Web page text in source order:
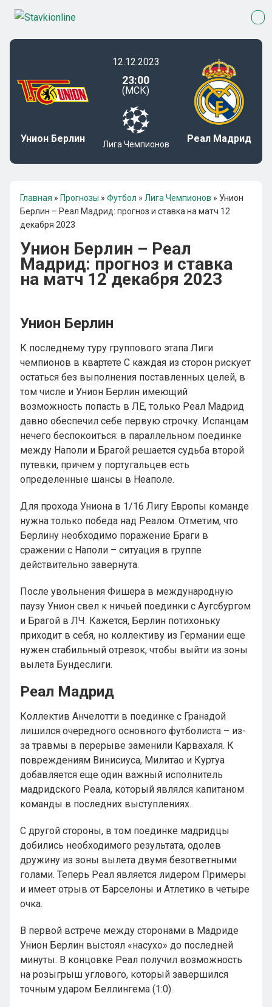
Унион Берлин
12.12.2023
23:00
(МСК)
Лига Чемпионов Реал Мадрид
Главная » Прогнозы » Футбол » Лига Чемпионов » Унион
Берлин – Реал Мадрид: прогноз и ставка на матч 12
декабря 2023
Унион Берлин – Реал
Мадрид: прогноз и ставка
на матч 12 декабря 2023
Унион Берлин
К последнему туру группового этапа Лиги
чемпионов в квартете C каждая из сторон рискует
остаться без выполнения поставленных целей, в
том числе и Унион Берлин имеющий
возможность попасть в ЛЕ, только Реал Мадрид
давно обеспечил себе первую строчку. Испанцам
нечего беспокоиться: в параллельном поединке
между Наполи и Брагой решается судьба второй
путевки, причем у португальцев есть
определенные шансы в Неаполе.
Для прохода Униона в 1/16 Лигу Европы команде
нужна только победа над Реалом. Отметим, что
Берлину необходимо поражение Браги в
сражении с Наполи – ситуация в группе
действительно завернута.
После увольнения Фишера в международную
паузу Унион свел к ничьей поединки с Аугсбургом
и Брагой в ЛЧ. Кажется, Берлин потихоньку
приходит в себя, но коллективу из Германии еще
нужен стабильный отрезок, чтобы выйти из зоны
вылета Бундеслиги.
Реал Мадрид
Коллектив Анчелотти в поединке с Гранадой
лишился очередного основного футболиста – из-
за травмы в перерыве заменили Карвахаля. К
повреждениям Винисиуса, Милитао и Куртуа
добавляется еще один важный исполнитель
мадридского Реала, который являлся капитаном
команды в последних выступлениях.
С другой стороны, в том поединке мадридцы
добились необходимого результата, одолев
дружину из зоны вылета двумя безответными
голами. Теперь Реал является лидером Примеры
и имеет отрыв от Барселоны и Атлетико в четыре
очка.
В первой встрече между сторонами в Мадриде
Унион Берлин выстоял «насухо» до последней
минуты. В концовке Реал получил возможность
на розыгрыш углового, который завершился
точным ударом Беллингема (1:0).